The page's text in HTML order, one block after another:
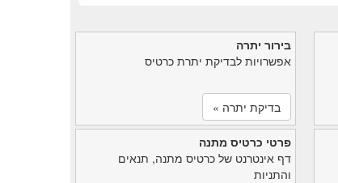
בירור יתרה
אפשרויות לבדיקת יתרת כרטיס
בדיקת יתרה »
פרטי כרטיס מתנה
דף אינטרנט של כרטיס מתנה, תנאים
והתניות